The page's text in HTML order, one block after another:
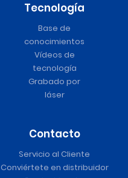
Tecnología
Base de
conocimientos
Vídeos de
tecnología
Grabado por
láser
Contacto
Servicio al Cliente
Conviértete en distribuidor